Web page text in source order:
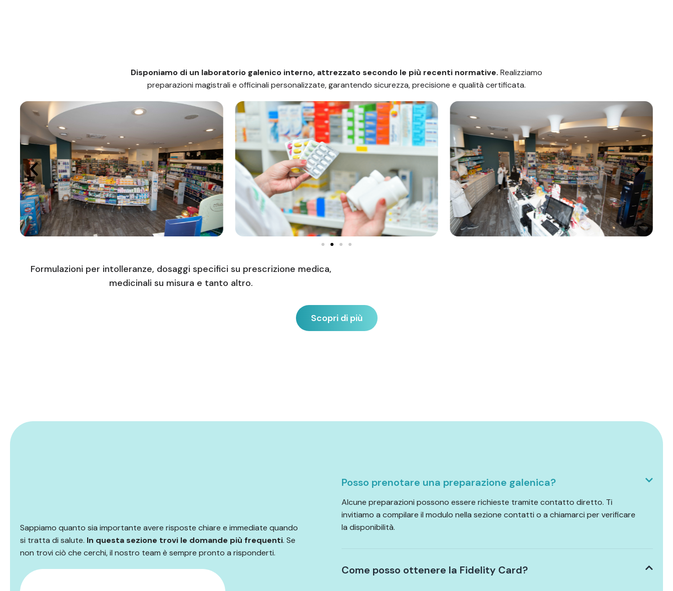
Disponiamo di un laboratorio galenico interno, attrezzato secondo le più recenti normative. Realizziamo
preparazioni magistrali e officinali personalizzate, garantendo sicurezza, precisione e qualità certificata.
Formulazioni per intolleranze, dosaggi specifici su prescrizione medica,
medicinali su misura e tanto altro.
Scopri di più
Sappiamo quanto sia importante avere risposte chiare e immediate quando
si tratta di salute. In questa sezione trovi le domande più frequenti. Se
non trovi ciò che cerchi, il nostro team è sempre pronto a risponderti.
Posso prenotare una preparazione galenica?
Alcune preparazioni possono essere richieste tramite contatto diretto. Ti
invitiamo a compilare il modulo nella sezione contatti o a chiamarci per verificare
la disponibilità.
Come posso ottenere la Fidelity Card?